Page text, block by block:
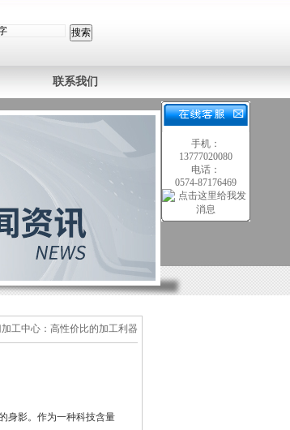
联系我们
工中心：高性价比的加工利器
身影。作为一种科技含量
手机：
13777020080
电话：
0574-87176469